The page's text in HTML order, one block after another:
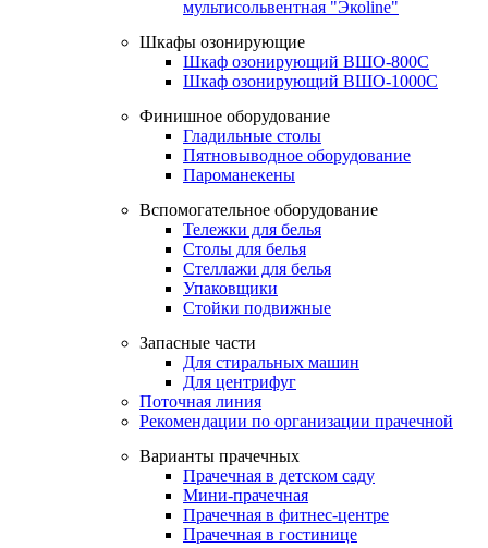
мультисольвентная "Экоline"
Шкафы озонирующие
Шкаф озонирующий ВШО-800С
Шкаф озонирующий ВШО-1000С
Финишное оборудование
Гладильные столы
Пятновыводное оборудование
Пароманекены
Вспомогательное оборудование
Тележки для белья
Столы для белья
Стеллажи для белья
Упаковщики
Стойки подвижные
Запасные части
Для стиральных машин
Для центрифуг
Поточная линия
Рекомендации по организации прачечной
Варианты прачечных
Прачечная в детском саду
Мини-прачечная
Прачечная в фитнес-центре
Прачечная в гостинице